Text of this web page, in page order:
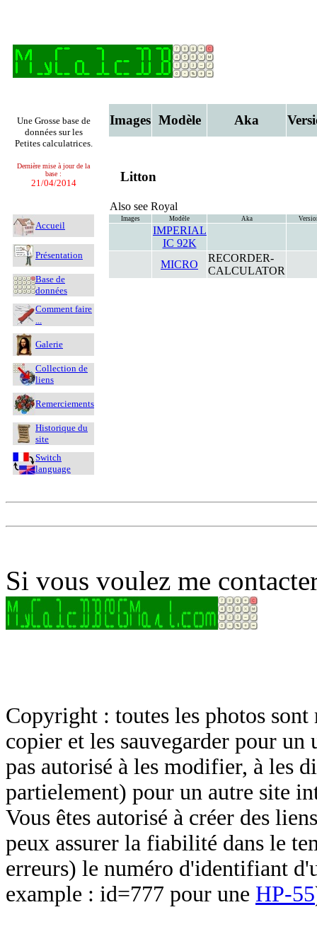
Une Grosse base de
données sur les
Petites calculatrices.
Dernière mise à jour de la
base :
21/04/2014
Accueil
Présentation
Base de
données
Comment faire
...
Galerie
Collection de
liens
Remerciements
Historique du
site
Switch
language
Images Modèle Aka
Litton
Also see Royal
Images Modèle Aka
IMPERIAL
IC 92K
MICRO
RECORDER-
CALCULATOR
Si vous voulez me
Copyright : toutes les photos sont
copier et les sauvegarder pour un
pas autorisé à les modifier, à les
partielement) pour un autre site
Vous êtes autorisé à créer des
peux assurer la fiabilité dans le
erreurs) le numéro d'identifiant
example : id=777 pour une HP-55